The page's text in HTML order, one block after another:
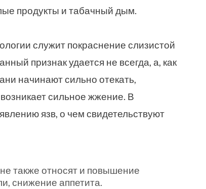
продукты и табачный дым.
служит покраснение слизистой
признак удается не всегда, а, как
начинают сильно отекать,
сильное жжение. В
язв, о чем свидетельствуют
также относят и повышение
снижение аппетита.